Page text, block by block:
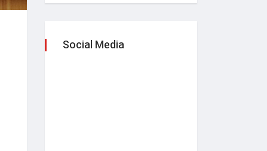
Social Media